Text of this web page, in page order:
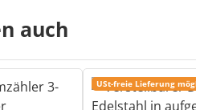
auch
USt-freie Lieferung